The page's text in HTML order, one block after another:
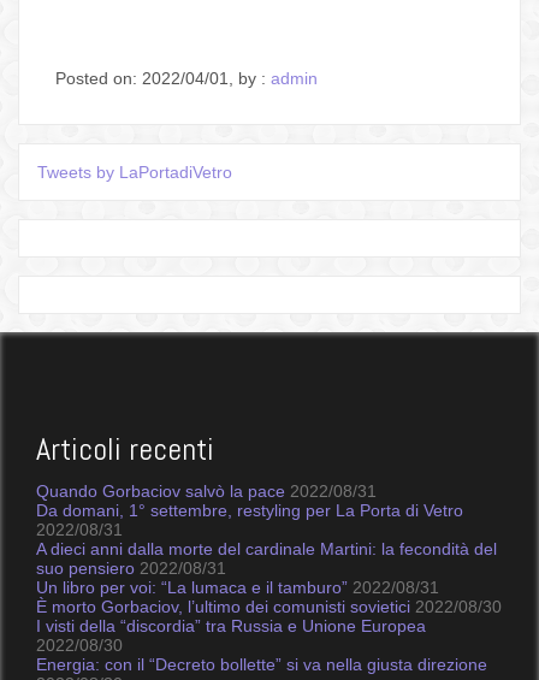
Posted on: 2022/04/01, by : admin
Tweets by LaPortadiVetro
Articoli recenti
Quando Gorbaciov salvò la pace 2022/08/31
Da domani, 1° settembre, restyling per La Porta di Vetro
2022/08/31
A dieci anni dalla morte del cardinale Martini: la fecondità del
suo pensiero 2022/08/31
Un libro per voi: “La lumaca e il tamburo” 2022/08/31
È morto Gorbaciov, l’ultimo dei comunisti sovietici 2022/08/30
I visti della “discordia” tra Russia e Unione Europea
2022/08/30
Energia: con il “Decreto bollette” si va nella giusta direzione